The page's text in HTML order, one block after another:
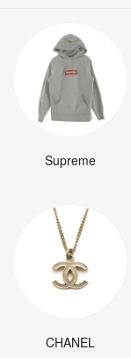
Supreme
CHANEL